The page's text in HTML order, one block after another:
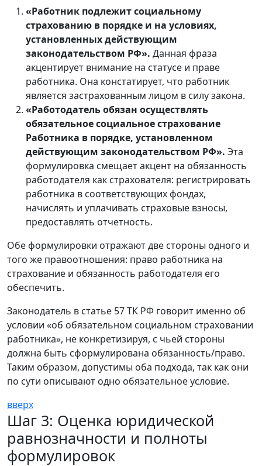
«Работник подлежит социальному
страхованию в порядке и на условиях,
установленных действующим
законодательством РФ». Данная фраза
акцентирует внимание на статусе и праве
работника. Она констатирует, что работник
является застрахованным лицом в силу закона.
«Работодатель обязан осуществлять
обязательное социальное страхование
Работника в порядке, установленном
действующим законодательством РФ». Эта
формулировка смещает акцент на обязанность
работодателя как страхователя: регистрировать
работника в соответствующих фондах,
начислять и уплачивать страховые взносы,
предоставлять отчетность.
Обе формулировки отражают две стороны одного и
того же правоотношения: право работника на
страхование и обязанность работодателя его
обеспечить.
Законодатель в статье 57 ТК РФ говорит именно об
условии «об обязательном социальном страховании
работника», не конкретизируя, с чьей стороны
должна быть сформулирована обязанность/право.
Таким образом, допустимы оба подхода, так как они
по сути описывают одно обязательное условие.
вверх
Шаг 3: Оценка юридической
равнозначности и полноты
формулировок